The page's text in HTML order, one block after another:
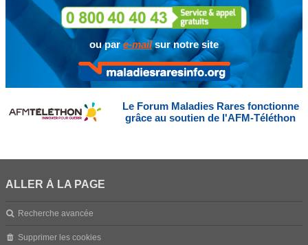
ou pare-mailsur notre site
Le Forum Maladies Rares fonctionne
grâce au soutien de l'AFM-Téléthon
ALLER À LA PAGE
Recherche avancée
Supprimer les cookies